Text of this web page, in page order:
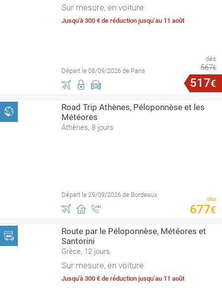
Sur mesure, en voiture
Jusqu'à 300 € de réduction jusqu’au 11 août
Départ le 08/09/2026 de Paris
dès
567€
517€
Road Trip Athènes, Péloponnèse et les
Météores
Athènes, 8 jours
Départ le 29/09/2026 de Bordeaux
dès
677€
Route par le Péloponnèse, Météores et
Santorini
Grèce, 12 jours
Sur mesure, en voiture
Jusqu'à 300 € de réduction jusqu’au 11 août